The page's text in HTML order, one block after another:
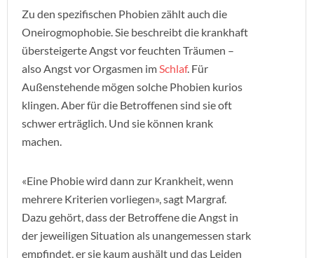
Zu den spezifischen Phobien zählt auch die
Oneirogmophobie. Sie beschreibt die krankhaft
übersteigerte Angst vor feuchten Träumen –
also Angst vor Orgasmen imSchlaf. Für
Außenstehende mögen solche Phobien kurios
klingen. Aber für die Betroffenen sind sie oft
schwer erträglich. Und sie können krank
machen.
«Eine Phobie wird dann zur Krankheit, wenn
mehrere Kriterien vorliegen», sagt Margraf.
Dazu gehört, dass der Betroffene die Angst in
der jeweiligen Situation als unangemessen stark
empfindet, er sie kaum aushält und das Leiden